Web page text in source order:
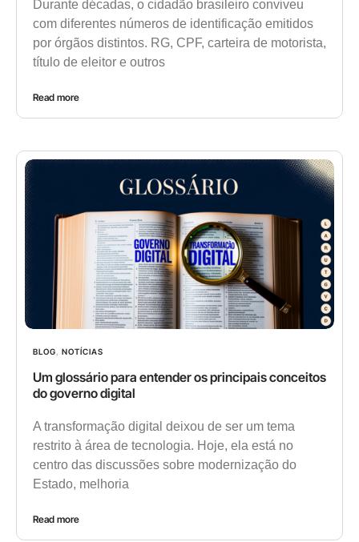
Durante décadas, o cidadão brasileiro conviveu
com diferentes números de identificação emitidos
por órgãos distintos. RG, CPF, carteira de motorista,
título de eleitor e outros
Read more
BLOG NOTÍCIAS
Um glossário para entender os principais conceitos
do governo digital
A transformação digital deixou de ser um tema
restrito à área de tecnologia. Hoje, ela está no
centro das discussões sobre modernização do
Estado, melhoria
Read more